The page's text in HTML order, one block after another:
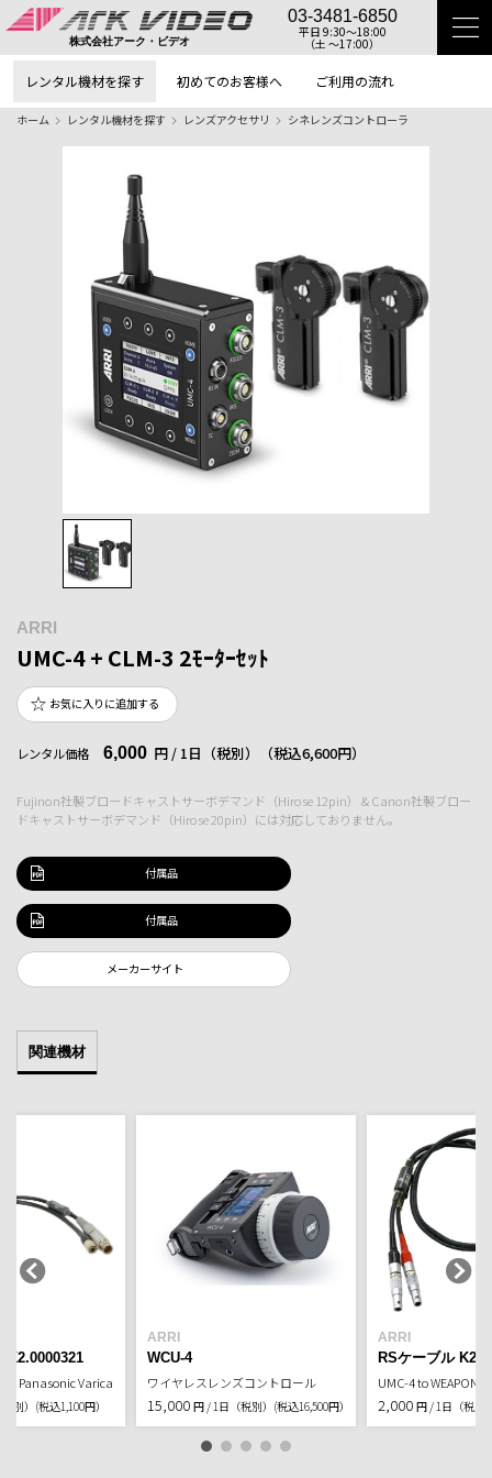
株式会社アーク・ビデオ
03-3481-6850
平日 9:30〜18:00
（土 〜17:00）
レンタル機材を探す 初めてのお客様へ ご利用の流れ
ホーム レンタル機材を探す レンズアクセサリ シネレンズコントローラ
ARRI
UMC-4 + CLM-3 2ﾓｰﾀｰｾｯﾄ
お気に入りに追加する
レンタル価格 6,000 円 / 1日（税別） （税込6,600円）
Fujinon社製ブロードキャストサーボデマンド（Hirose 12pin） & Canon社製ブロー
ドキャストサーボデマンド（Hirose 20pin）には対応しておりません。
付属品
付属品
メーカーサイト
関連機材
K2.0000321
& Panasonic Varicam
別） (税込1,100円）
ARRI
WCU-4
ワイヤレスレンズコントロール
15,000 円 / 1日（税別） (税込16,500円）
ARRI
RSケーブル
UMC-4 to WEAPON [
2,000 円 / 1日（税別